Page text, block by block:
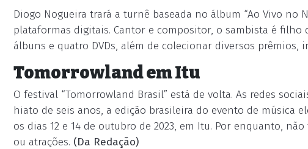
Diogo Nogueira trará a turnê baseada no álbum “Ao Vivo no
plataformas digitais. Cantor e compositor, o sambista é filho
álbuns e quatro DVDs, além de colecionar diversos prêmios,
Tomorrowland em Itu
O festival “Tomorrowland Brasil” está de volta. As redes
hiato de seis anos, a edição brasileira do evento de música
os dias 12 e 14 de outubro de 2023, em Itu. Por enquanto,
ou atrações. (Da Redação)